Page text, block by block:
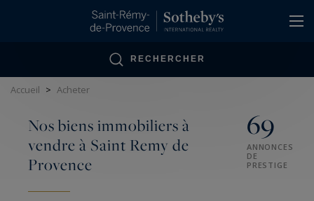
RECHERCHER
Accueil > Acheter
Nos biens immobiliers à
vendre à Saint Remy de
Provence
69
ANNONCES
DE
PRESTIGE